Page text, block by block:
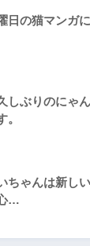
日の猫マンガ
しぶりのにゃ
。
ちゃんは新し
…